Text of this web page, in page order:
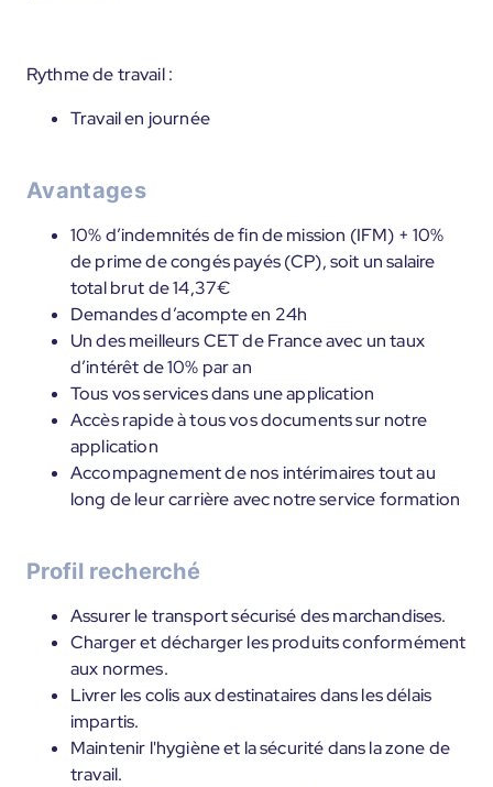
Rythme de travail :
Travail en journée
Avantages
10% d’indemnités de fin de mission (IFM) + 10%
de prime de congés payés (CP), soit un salaire
total brut de 14,37€
Demandes d’acompte en 24h
Un des meilleurs CET de France avec un taux
d’intérêt de 10% par an
Tous vos services dans une application
Accès rapide à tous vos documents sur notre
application
Accompagnement de nos intérimaires tout au
long de leur carrière avec notre service formation
Profil recherché
Assurer le transport sécurisé des marchandises.
Charger et décharger les produits conformément
aux normes.
Livrer les colis aux destinataires dans les délais
impartis.
Maintenir l'hygiène et la sécurité dans la zone de
travail.